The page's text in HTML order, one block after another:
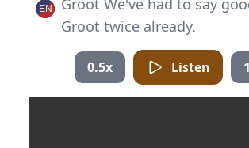
Groot We've had to say
Groot twice already.
0.5x Listen